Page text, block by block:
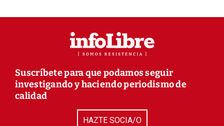
Suscríbete para que podamos seguir
investigando y haciendo periodismo de
calidad
HAZTE SOCIA/O